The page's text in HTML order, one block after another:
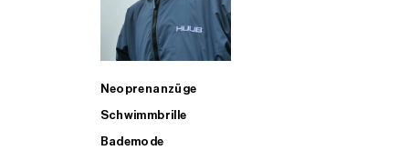
Neoprenanzüge
Schwimmbrille
Bademode